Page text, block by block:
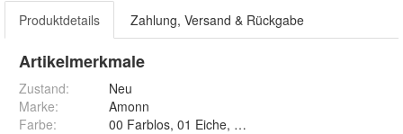
Produktdetails Zahlung, Versand & Rückgabe
Artikelmerkmale
Zustand:
Neu
Marke:
Amonn
Farbe: 00 Farblos, 01 Eiche, 02 Lärche, 03 Kastagne, 04